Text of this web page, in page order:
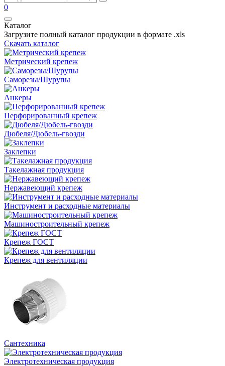
0
Каталог
Загрузите полный каталог продукции в формате .xls
Скачать каталог
Метрический крепеж
Саморезы/Шурупы
Анкеры
Перфорированный крепеж
Дюбеля/Дюбель-гвозди
Заклепки
Такелажная продукция
Нержавеющий крепеж
Инструмент и расходные материалы
Машиностроительный крепеж
Крепеж ГОСТ
Крепеж для вентиляции
Сантехника
Электротехническая продукция